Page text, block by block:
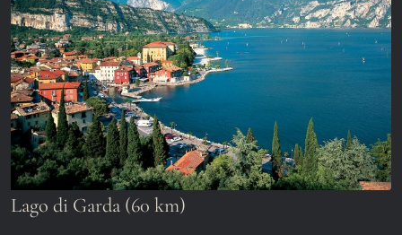
Lago di Garda (60 km)